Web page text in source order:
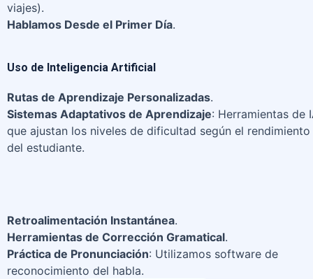
viajes).
Hablamos Desde el Primer Día.
Uso de Inteligencia Artificial
Rutas de Aprendizaje Personalizadas.
Sistemas Adaptativos de Aprendizaje: Herramientas de
que ajustan los niveles de dificultad según el rendimiento
del estudiante.
Retroalimentación Instantánea.
Herramientas de Corrección Gramatical.
Práctica de Pronunciación: Utilizamos software de
reconocimiento del habla.